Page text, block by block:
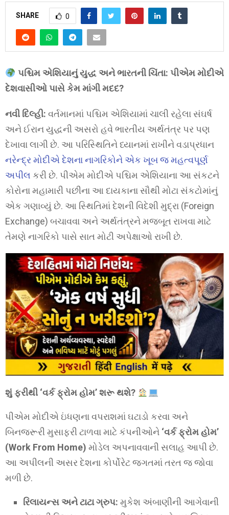
SHARE 0
પશ્ચિમ એશિયાનું યુદ્ધ અને ભારતની ચિંતા: પીએમ મોદીએ
દેશવાસીઓ પાસે કેમ માંગી મદદ?
નવી દિલ્હી: વર્તમાનમાં પશ્ચિમ એશિયામાં ચાલી રહેલા સંઘર્ષ
અને ઈરાન યુદ્ધની અસરો હવે ભારતીય અર્થતંત્ર પર પણ
દેખાવા લાગી છે. આ પરિસ્થિતિને ધ્યાનમાં રાખીને વડાપ્રધાન
નરેન્દ્ર મોદીએ દેશના નાગરિકોને એક ખૂબ જ મહત્વપૂર્ણ
અપીલ કરી છે. પીએમ મોદીએ પશ્ચિમ એશિયાના આ સંકટને
કોરોના મહામારી પછીના આ દાયકાના સૌથી મોટા સંકટોમાંનું
એક ગણાવ્યું છે. આ સ્થિતિમાં દેશની વિદેશી મુદ્રા (Foreign
Exchange) બચાવવા અને અર્થતંત્રને મજબૂત રાખવા માટે
તેમણે નાગરિકો પાસે સાત મોટી અપેક્ષાઓ રાખી છે.
શું ફરીથી ‘વર્ક ફ્રોમ હોમ’ શરૂ થશે?
પીએમ મોદીએ ઇંધણના વપરાશમાં ઘટાડો કરવા અને
બિનજરૂરી મુસાફરી ટાળવા માટે કંપનીઓને ‘વર્ક ફ્રોમ હોમ’
(Work From Home) મોડેલ અપનાવવાની સલાહ આપી છે.
આ અપીલની અસર દેશના કોર્પોરેટ જગતમાં તરત જ જોવા
મળી છે.
રિલાયન્સ અને ટાટા ગ્રુપ: મુકેશ અંબાણીની આગેવાની